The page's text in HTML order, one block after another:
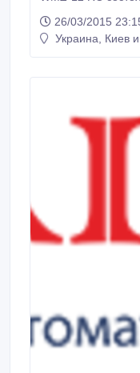
грн..26/03/2015
Украина, Киев